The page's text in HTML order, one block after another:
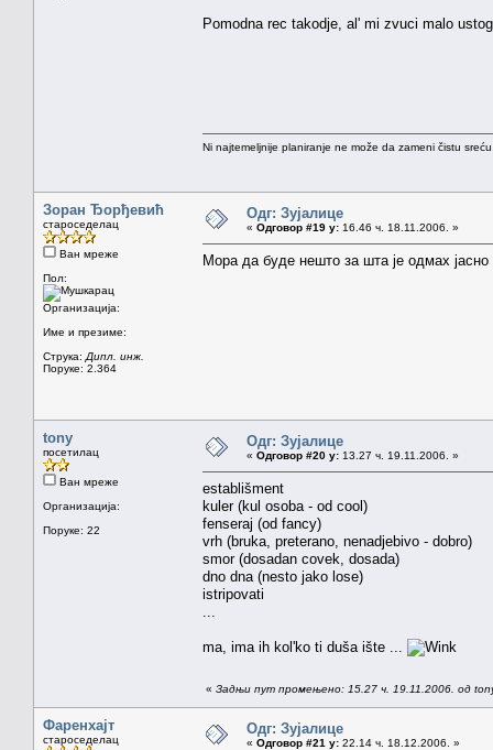
Pomodna rec takodje, al' mi zvuci malo
Ni najtemeljnije planiranje ne može da zameni čistu
Зоран Ђорђевић
староседелац
Ван мреже
Пол:
Организација:
Име и презиме:
Струка: Дипл. инж.
Поруке: 2.364
Одг: Зујалице
« Одговор #19 у: 16.46 ч. 18.11.2006. »
Мора да буде нешто за шта је одмах
tony
посетилац
Ван мреже
Организација:
Поруке: 22
Одг: Зујалице
« Одговор #20 у: 13.27 ч. 19.11.2006. »
establišment
kuler (kul osoba - od cool)
fenseraj (od fancy)
vrh (bruka, preterano, nenadjebivo - dobro)
smor (dosadan covek, dosada)
dno dna (nesto jako lose)
istripovati
ma, ima ih kol'ko ti duša ište ...
« Задњи пут промењено: 15.27 ч. 19.11.2006. од
Фаренхајт
староседелац
Одг: Зујалице
« Одговор #21 у: 22.14 ч. 18.12.2006. »